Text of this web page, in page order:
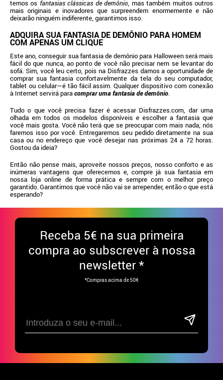
temos os fantasias clássicas de demônio, mas também muitos outros
mais originais e inovadores que surpreendem enormemente e não
deixarão ninguém indiferente, garantimos isso.
ADQUIRA SUA FANTASIA DE DEMÔNIO PARA HOMEM
COM APENAS UM CLIQUE
Este ano, conseguir sua fantasia de demônio para Halloween será mais
fácil do que nunca, ao ponto de você não precisar nem se levantar do
sofá. Sim, você leu certo, pois na Disfrazzes damos a oportunidade de
comprar sua fantasia confortavelmente da tela do seu computador,
tablet ou celular—é tão fácil assim. Qualquer dispositivo com conexão
à Internet servirá paracomprar uma fantasia de demônio.
Tudo o que você precisa fazer é acessar Disfrazzes.com, dar uma
olhada em todos os modelos disponíveis e escolher a fantasia que
você mais gosta. Você não terá que se preocupar com mais nada, nós
faremos isso por você. Entregaremos seu pedido diretamente na sua
casa ou no endereço que você desejar nas próximas 24 a 72 horas.
Gostou da ideia?
Então não pense mais, aproveite nossos preços, nosso conforto e as
inúmeras vantagens que oferecemos e, compre já sua fantasia em
nossa loja online de forma prática e sempre com o melhor preço
garantido. Garantimos que você não vai se arrepender, então o que está
esperando?
Receba 5€ na sua primeira
compra ao subscrever à nossa
newsletter *
*Compras acima de 50€